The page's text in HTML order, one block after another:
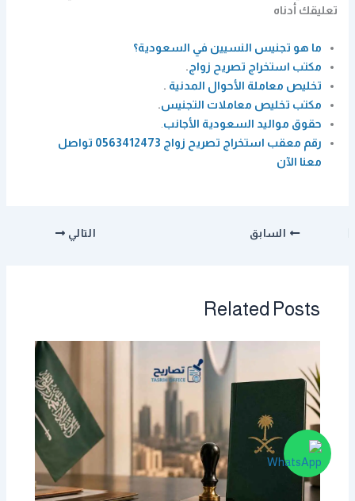
تعليقك أدناه
ما هو تجنيس النسيين في السعودية؟
مكتب استخراج تصريح زواج.
تخليص معاملة الأحوال المدنية .
مكتب تخليص معاملات التجنيس.
حقوق مواليد السعودية الأجانب.
رقم معقب استخراج تصريح زواج 0563412473 تواصل
معنا الآن
السابق التالي
Related Posts